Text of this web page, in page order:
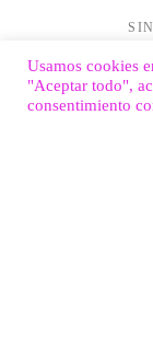
22
Usamos cookies
"Aceptar todo",
consentimiento